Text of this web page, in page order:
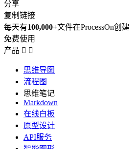
分享
复制链接
每天有100,000+文件在ProcessOn创建
免费使用
产品  
思维导图
流程图
思维笔记
Markdown
在线白板
原型设计
API服务